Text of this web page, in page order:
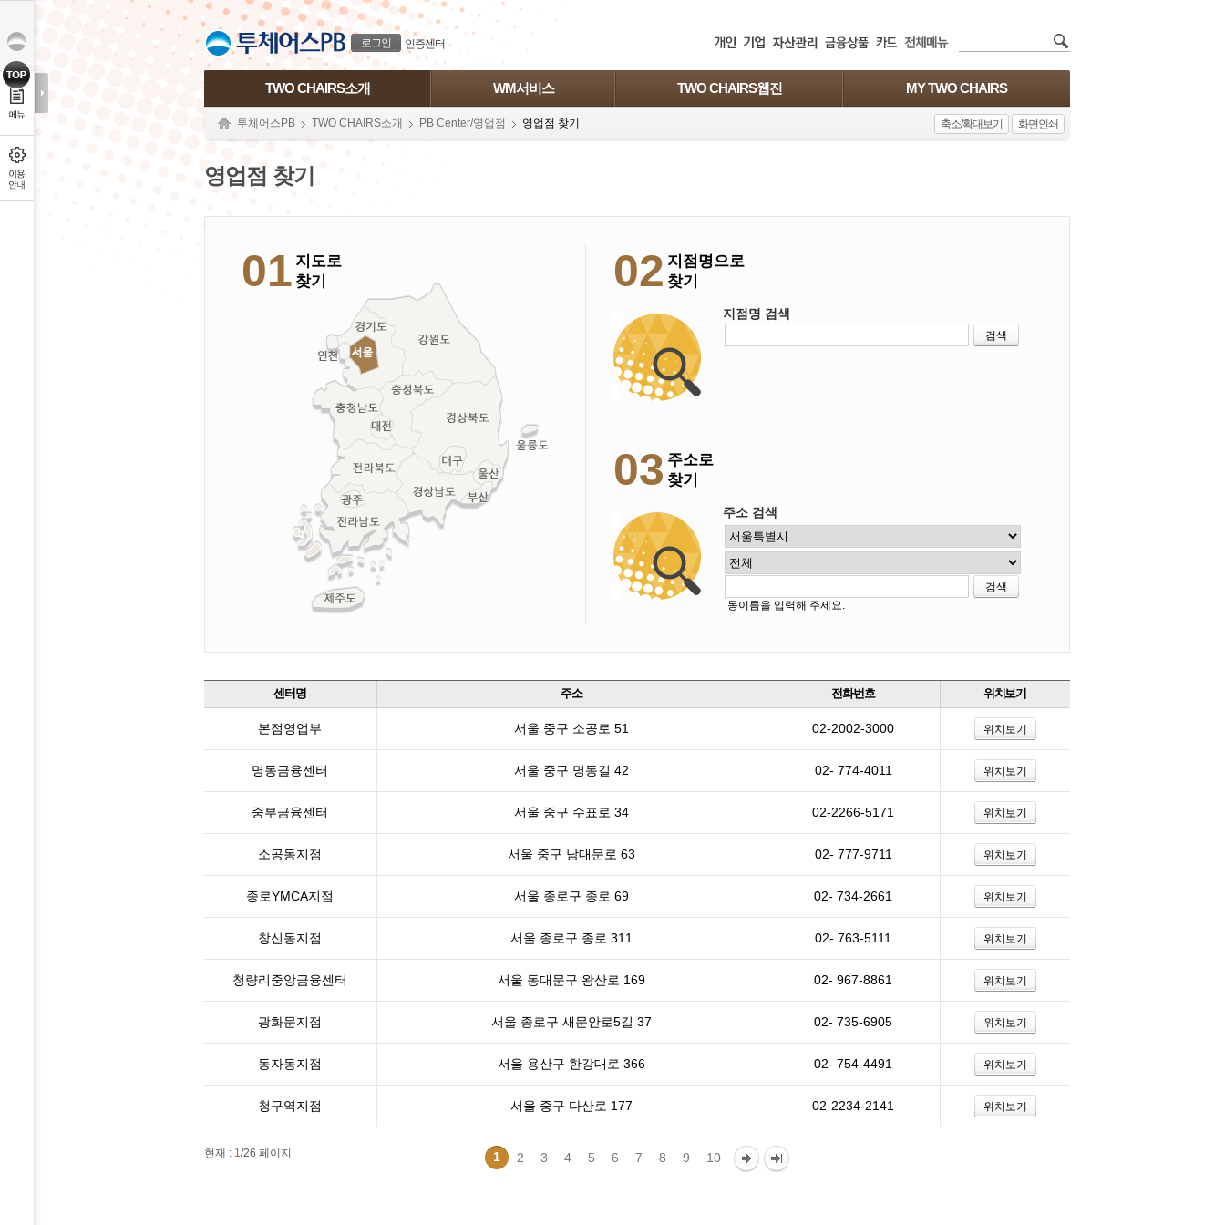
로그인 인증센터
TWO CHAIRS소개 WM서비스 TWO CHAIRS웹진 MY TWO CHAIRS
투체어스PB TWO CHAIRS소개 PB Center/영업점 영업점 찾기 축소/확대보기 화면인쇄
영업점 찾기
01 지도로
찾기
02 지점명으로
찾기
지점명 검색
검색
03 주소로
찾기
주소 검색
검색
동이름을 입력해 주세요.
센터명 주소 전화번호 위치보기
본점영업부 서울 중구 소공로 51 02-2002-3000 위치보기
명동금융센터 서울 중구 명동길 42 02- 774-4011 위치보기
중부금융센터 서울 중구 수표로 34 02-2266-5171 위치보기
소공동지점 서울 중구 남대문로 63 02- 777-9711 위치보기
종로YMCA지점 서울 종로구 종로 69 02- 734-2661 위치보기
창신동지점 서울 종로구 종로 311 02- 763-5111 위치보기
청량리중앙금융센터 서울 동대문구 왕산로 169 02- 967-8861 위치보기
광화문지점 서울 종로구 새문안로5길 37 02- 735-6905 위치보기
동자동지점 서울 용산구 한강대로 366 02- 754-4491 위치보기
청구역지점 서울 중구 다산로 177 02-2234-2141 위치보기
현재 : 1/26 페이지 1 2 3 4 5 6 7 8 9 10